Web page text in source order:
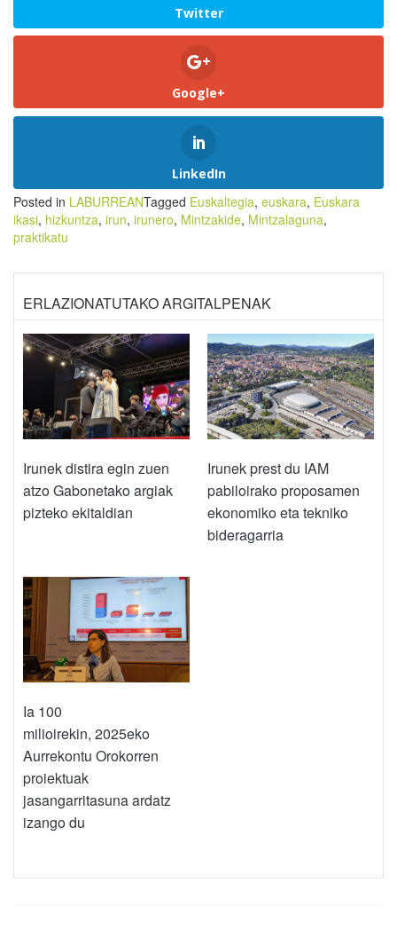
Twitter
Google+
LinkedIn
Posted in LABURREANTagged Euskaltegia, euskara, Euskara
ikasi, hizkuntza, irun, irunero, Mintzakide, Mintzalaguna,
praktikatu
ERLAZIONATUTAKO ARGITALPENAK
Irunek distira egin zuen
atzo Gabonetako argiak
pizteko ekitaldian
Irunek prest du IAM
pabiloirako proposamen
ekonomiko eta tekniko
bideragarria
Ia 100
milioirekin, 2025eko
Aurrekontu Orokorren
proiektuak
jasangarritasuna ardatz
izango du